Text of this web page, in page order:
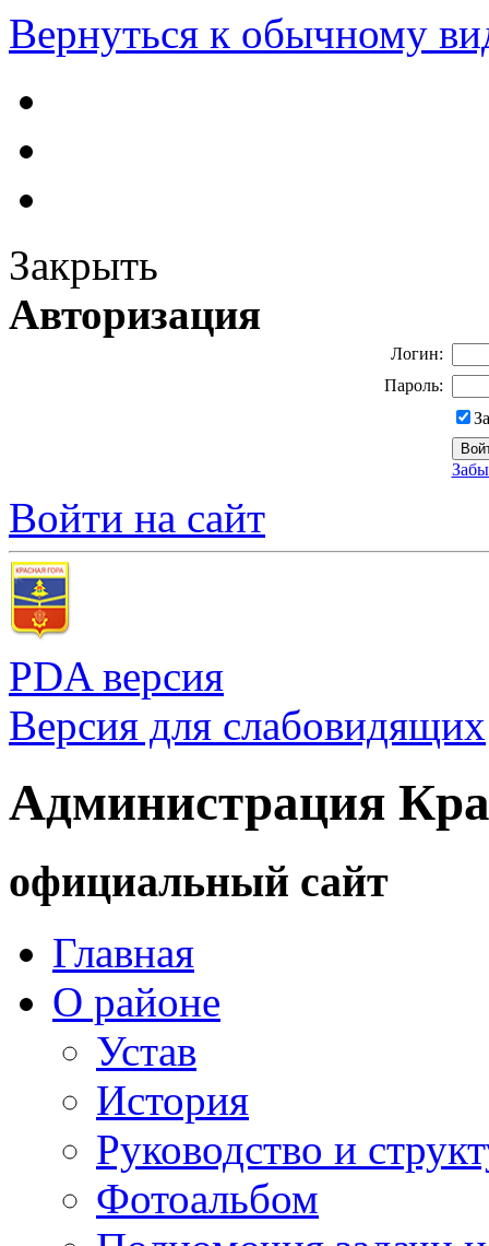
Вернуться к обычному
Закрыть
Авторизация
Логин:
Пароль:
Войти на сайт
PDA версия
Версия для слабовидящих
Администрация
официальный сайт
Главная
О районе
Устав
История
Руководство и
Фотоальбом